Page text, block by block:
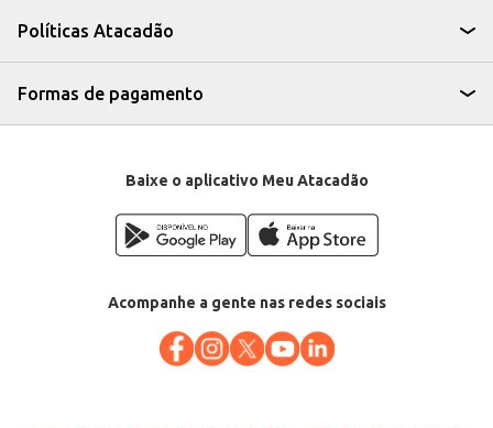
Políticas Atacadão
Formas de pagamento
Baixe o aplicativo Meu Atacadão
Acompanhe a gente nas redes sociais